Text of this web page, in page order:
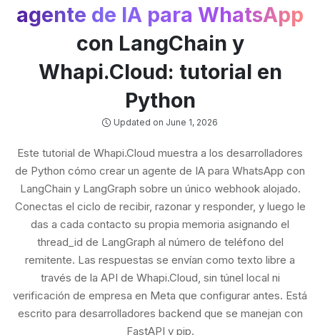
agente de IA para WhatsApp
con LangChain y
Whapi.Cloud: tutorial en
Python
Updated on June 1, 2026
Este tutorial de Whapi.Cloud muestra a los desarrolladores
de Python cómo crear un agente de IA para WhatsApp con
LangChain y LangGraph sobre un único webhook alojado.
Conectas el ciclo de recibir, razonar y responder, y luego le
das a cada contacto su propia memoria asignando el
thread_id de LangGraph al número de teléfono del
remitente. Las respuestas se envían como texto libre a
través de la API de Whapi.Cloud, sin túnel local ni
verificación de empresa en Meta que configurar antes. Está
escrito para desarrolladores backend que se manejan con
FastAPI y pip.